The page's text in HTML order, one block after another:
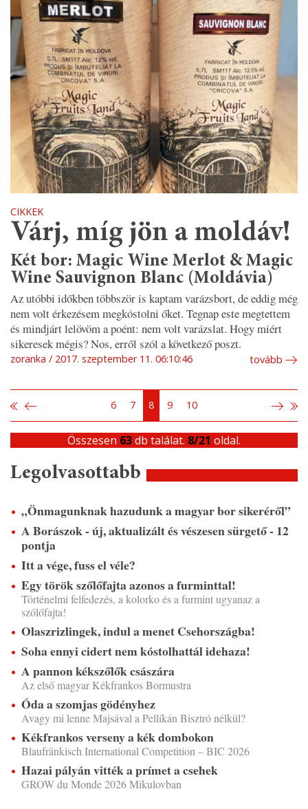
CIKKEK
Várj, míg jön a moldáv!
Két bor: Magic Wine Merlot & Magic
Wine Sauvignon Blanc (Moldávia)
Az utóbbi időkben többször is kaptam varázsbort, de eddig még
nem volt érkezésem megkóstolni őket. Tegnap este megtettem
és mindjárt lelövöm a poént: nem volt varázslat. Hogy miért
sikeresek mégis? Nos, erről szól a következő poszt.
zoranka 2017. szeptember 11. 06:10:46 tovább
6 7 8 9 10
Összesen 63db találat. 8/21 oldal.
Legolvasottabb
„Önmagunknak hazudunk a magyar bor sikeréről”
A Borászok - új, aktualizált és vészesen sürgető - 12
pontja
Itt a vége, fuss el véle?
Egy török szőlőfajta azonos a furminttal!
Történelmi felfedezés, a kolorko és a furmint ugyanaz a
szőlőfajta!
Olaszrizlingek, indul a menet Csehországba!
Soha ennyi cidert nem kóstolhattál idehaza!
A pannon kékszőlők császára
Az első magyar Kékfrankos Bormustra
Óda a szomjas gödényhez
Avagy mi lenne Majsával a Pellikán Bisztró nélkül?
Kékfrankos verseny a kék dombokon
Blaufränkisch International Competition – BIC 2026
Hazai pályán vitték a prímet a csehek
GROW du Monde 2026 Mikulovban